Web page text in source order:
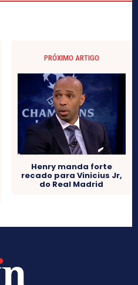
PRÓXIMO ARTIGO
Henry manda forte
recado para Vinicius Jr,
do Real Madrid